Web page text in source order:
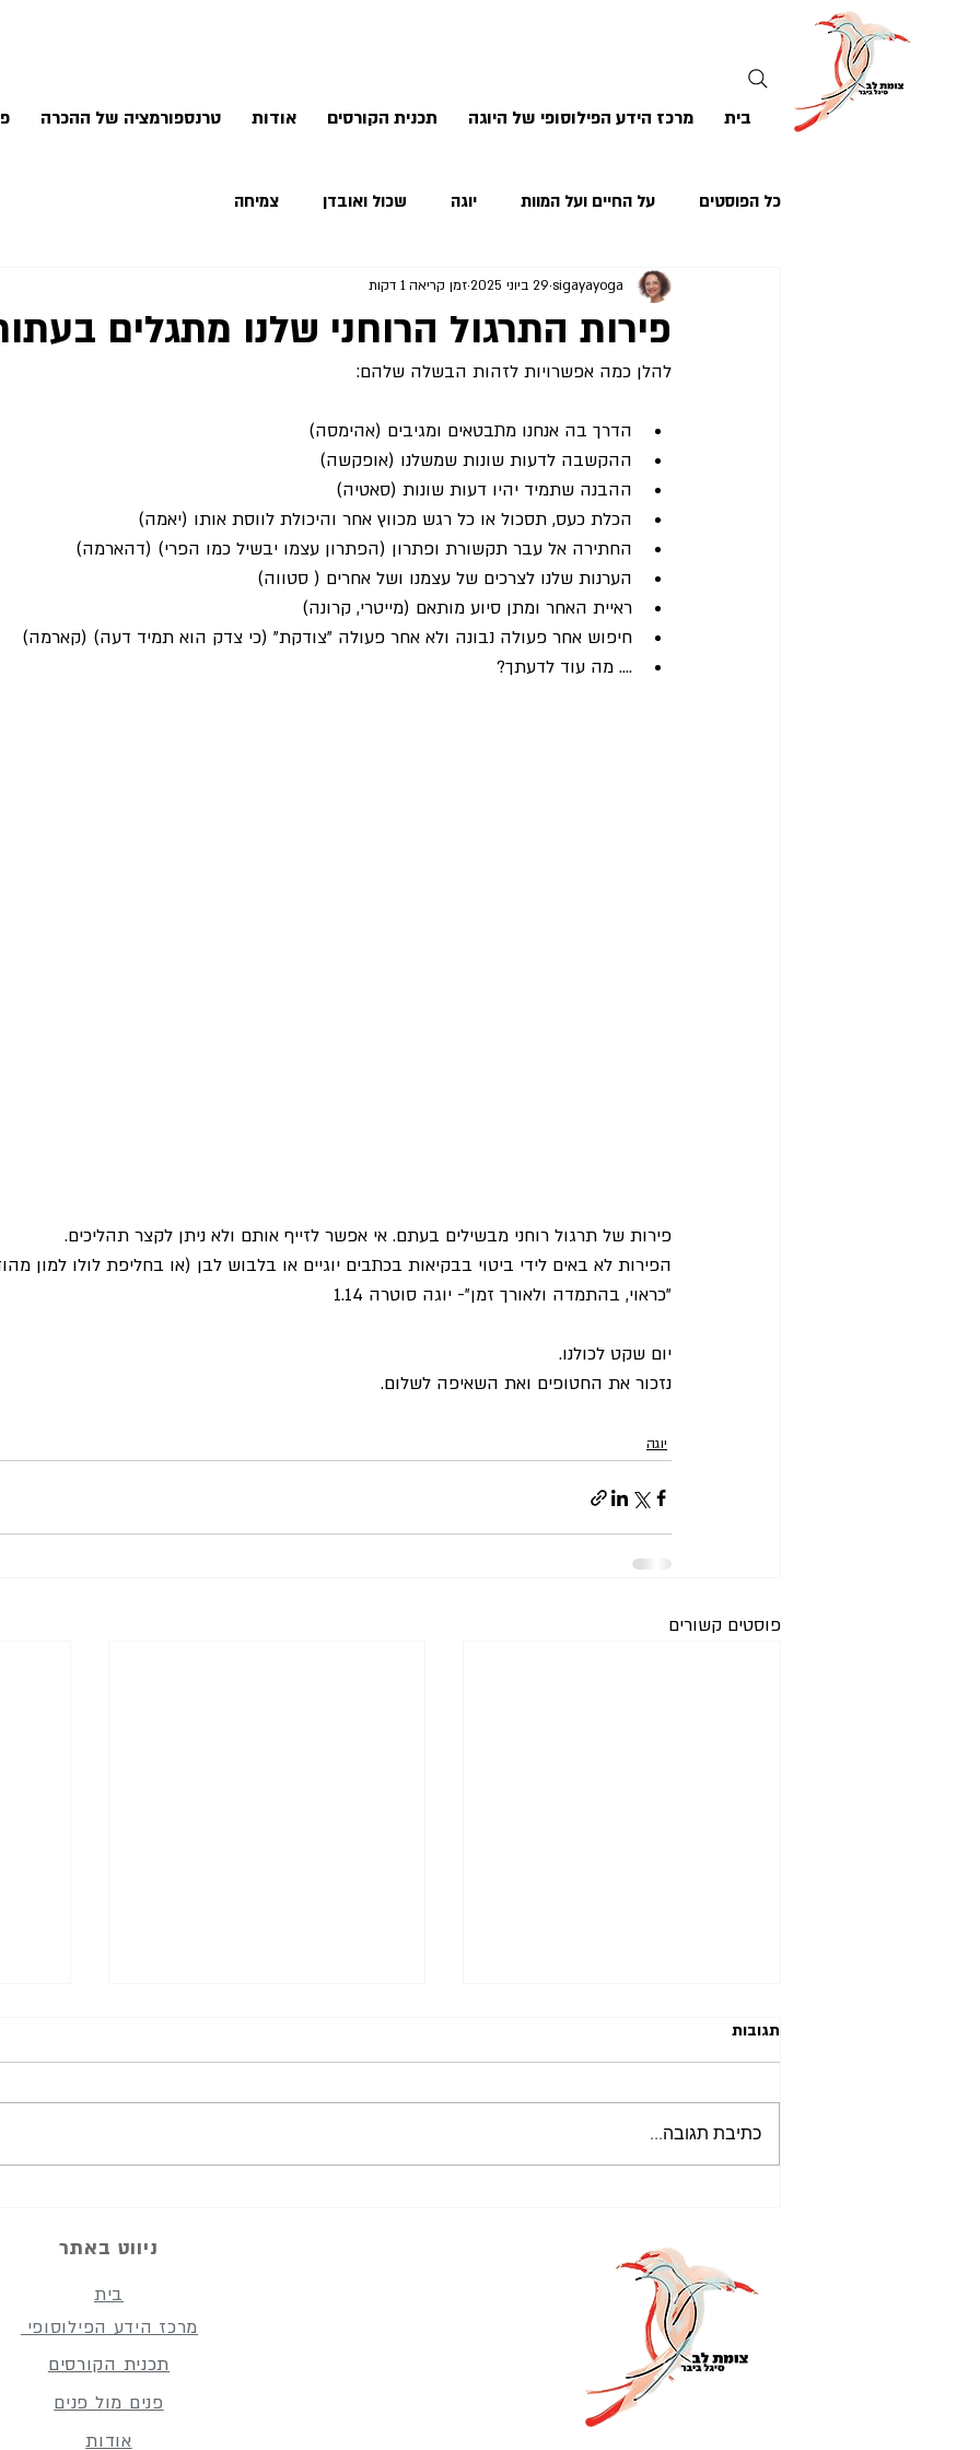
בית מרכז הידע הפילוסופי של היוגה תכנית הקורסים אודות טרנספורמציה של ההכרה
כל הפוסטים על החיים ועל המוות יוגה שכול ואובדן צמיחה
פירות התרגול הרוחני שלנו מתגלים
sigayayoga 29 ביוני 2025 זמן קריאה 1 דקות
להלן כמה אפשרויות לזהות הבשלה שלהם:
הדרך בה אנחנו מתבטאים ומגיבים (אהימסה)
ההקשבה לדעות שונות שמשלנו (אופקשה)
ההבנה שתמיד יהיו דעות שונות (סאטיה)
הכלת כעס, תסכול או כל רגש מכווץ אחר והיכולת לווסת אותו (יאמה)
החתירה אל עבר תקשורת ופתרון (הפתרון עצמו יבשיל כמו הפרי) (דהארמה)
הערנות שלנו לצרכים של עצמנו ושל אחרים ( סטווה)
ראיית האחר ומתן סיוע מותאם (מייטרי, קרונה)
חיפוש אחר פעולה נבונה ולא אחר פעולה "צודקת" (כי צדק הוא תמיד דעה) (קארמה)
.... מה עוד לדעתך?
פירות של תרגול רוחני מבשילים בעתם. אי אפשר לזייף אותם ולא ניתן לקצר תהליכים.
הפירות לא באים לידי ביטוי בבקיאות בכתבים יוגיים או בלבוש לבן (או בחליפת לולו למון
"כראוי, בהתמדה ולאורך זמן"- יוגה סוטרה 1.14
יום שקט לכולנו.
נזכור את החטופים ואת השאיפה לשלום.
יוגה
פוסטים קשורים
מתי להתאמץ ומתי להרפות
תגובות
כתיבת תגובה...
ניווט באתר
בית
מרכז הידע הפילוסופי
תכנית הקורסים
פנים מול פנים
אודות